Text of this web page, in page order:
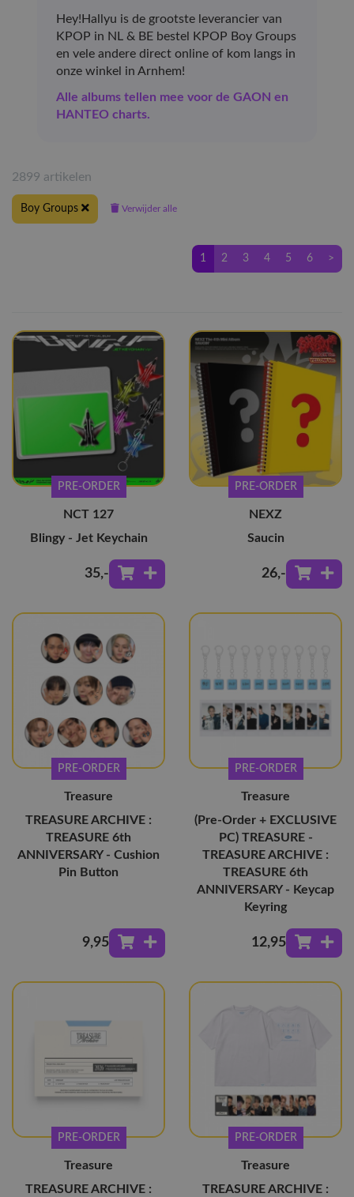
Hey!Hallyu is de grootste leverancier van
KPOP in NL & BE bestel KPOP Boy Groups
en vele andere direct online of kom langs in
onze winkel in Arnhem!
Alle albums tellen mee voor de GAON en
HANTEO charts.
2899 artikelen
Boy Groups Verwijder alle
1 2 3 4 5 6 >
PRE-ORDER
NCT 127
Blingy - Jet Keychain
35,-
PRE-ORDER
NEXZ
Saucin
26,-
PRE-ORDER
Treasure
TREASURE ARCHIVE :
TREASURE 6th
ANNIVERSARY - Cushion
Pin Button
9,95
PRE-ORDER
Treasure
(Pre-Order + EXCLUSIVE
PC) TREASURE -
TREASURE ARCHIVE :
TREASURE 6th
ANNIVERSARY - Keycap
Keyring
12,95
PRE-ORDER
Treasure
TREASURE ARCHIVE :
PRE-ORDER
Treasure
TREASURE ARCHIVE :